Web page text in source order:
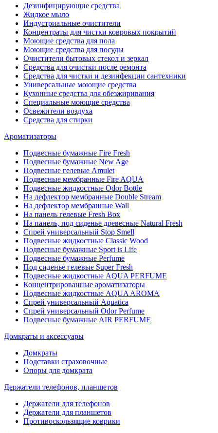
Дезинфицирующие средства
Жидкое мыло
Индустриальные очистители
Концентраты для чистки ковровых покрытий
Моющие средства для пола
Моющие средства для посуды
Очистители бытовых стекол и зеркал
Средства для очистки после ремонта
Средства для чистки и дезинфекции сантехники
Универсальные моющие средства
Кухонные средства для обезжиривания
Специальные моющие средства
Освежители воздуха
Средства для стирки
Ароматизаторы
Подвесные бумажные Fire Fresh
Подвесные бумажные New Age
Подвесные гелевые Amulet
Подвесные мембранные Fire AQUA
Подвесные жидкостные Odor Bottle
На дефлектор мембранные Double Stream
На дефлектор мембранные Wall
На панель гелевые Fresh Box
На панель, под сиденье древесные Natural Fresh
Спрей универсальный Stop Smell
Подвесные жидкостные Classic Wood
Подвесные бумажные Sport is Life
Подвесные бумажные Perfume
Под сиденье гелевые Super Fresh
Подвесные жидкостные AQUA PERFUME
Концентрированные ароматизаторы
Подвесные жидкостные AQUA AROMA
Спрей универсальный Aquatica
Спрей универсальный Odor Perfume
Подвесные бумажные AIR PERFUME
Домкраты и аксессуары
Домкраты
Подставки страховочные
Опоры для домкрата
Держатели телефонов, планшетов
Держатели для телефонов
Держатели для планшетов
Противоскользящие коврики